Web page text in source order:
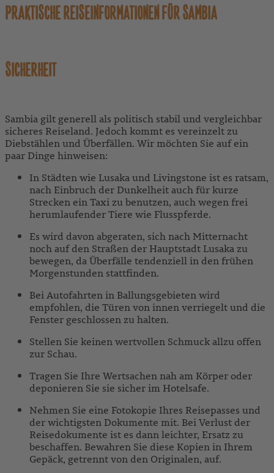
PRAKTISCHE REISEINFORMATIONEN FÜR SAMBIA
SICHERHEIT
Sambia gilt generell als politisch stabil und vergleichbar
sicheres Reiseland. Jedoch kommt es vereinzelt zu
Diebstählen und Überfällen. Wir möchten Sie auf ein
paar Dinge hinweisen:
In Städten wie Lusaka und Livingstone ist es ratsam,
nach Einbruch der Dunkelheit auch für kurze
Strecken ein Taxi zu benutzen, auch wegen frei
herumlaufender Tiere wie Flusspferde.
Es wird davon abgeraten, sich nach Mitternacht
noch auf den Straßen der Hauptstadt Lusaka zu
bewegen, da Überfälle tendenziell in den frühen
Morgenstunden stattfinden.
Bei Autofahrten in Ballungsgebieten wird
empfohlen, die Türen von innen verriegelt und die
Fenster geschlossen zu halten.
Stellen Sie keinen wertvollen Schmuck allzu offen
zur Schau.
Tragen Sie Ihre Wertsachen nah am Körper oder
deponieren Sie sie sicher im Hotelsafe.
Nehmen Sie eine Fotokopie Ihres Reisepasses und
der wichtigsten Dokumente mit. Bei Verlust der
Reisedokumente ist es dann leichter, Ersatz zu
beschaffen. Bewahren Sie diese Kopien in Ihrem
Gepäck, getrennt von den Originalen, auf.